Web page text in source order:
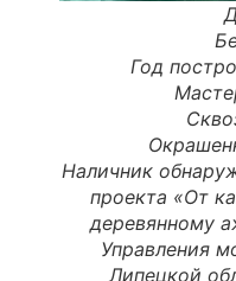
Год
Наличник
проекта «От
деревянному
Управления
Липецкой